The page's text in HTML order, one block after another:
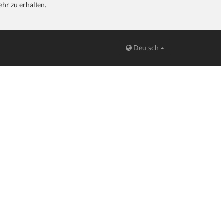
zu erhalten.
Deutsch